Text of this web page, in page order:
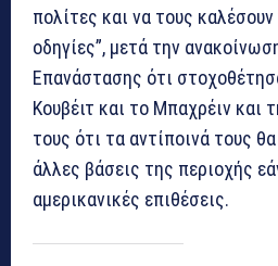
πολίτες και να τους
οδηγίες”, μετά την
Επανάστασης ότι
Κουβέιτ και το Μπαχρέιν και
τους ότι τα αντίποινά τους
άλλες βάσεις της περιοχής
αμερικανικές επιθέσεις.